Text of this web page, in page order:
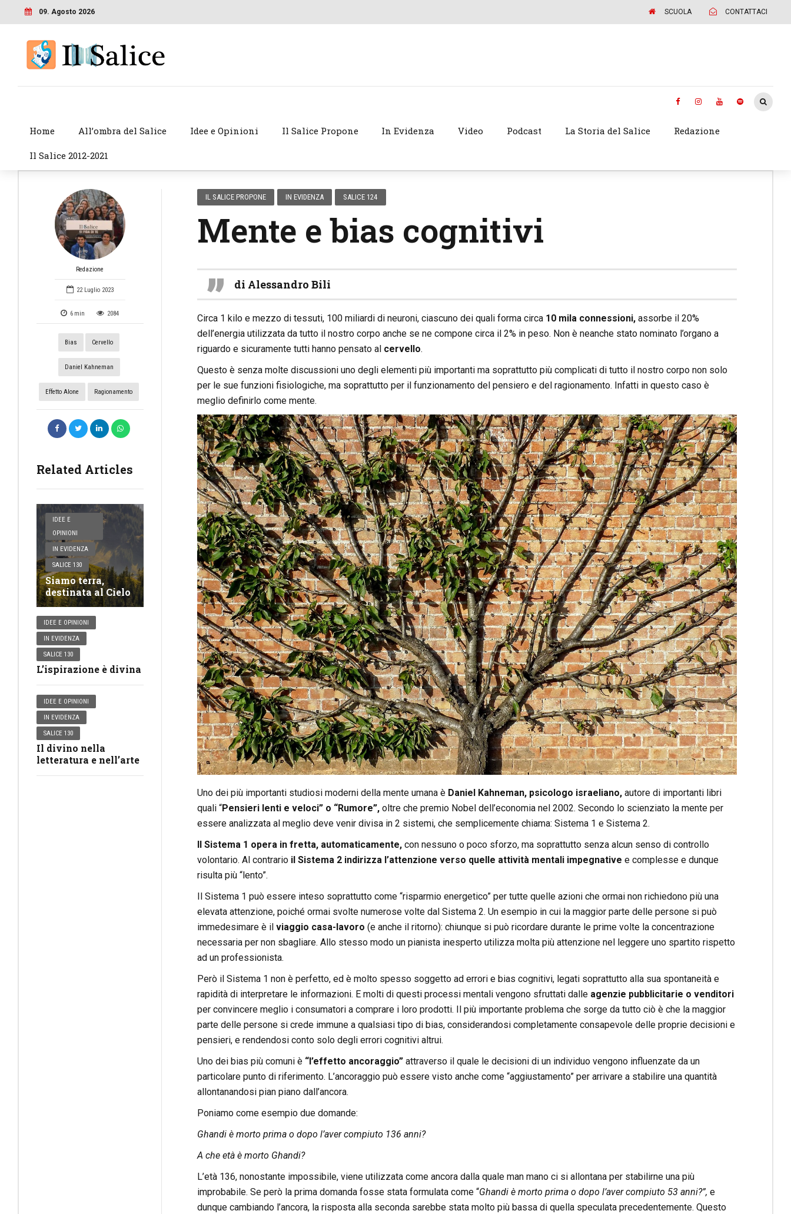
09. Agosto 2026 SCUOLA CONTATTACI
Home All’ombra del Salice Idee e Opinioni Il Salice Propone In Evidenza Video Podcast La Storia del Salice Redazione
Il Salice 2012-2021
Redazione
22 Luglio 2023
6 min 2084
Bias Cervello
Daniel Kahneman
Effetto Alone Ragionamento
Related Articles
IDEE E
OPINIONI
IN EVIDENZA
SALICE 130
Siamo terra,
destinata al Cielo
IDEE E OPINIONI
IN EVIDENZA
SALICE 130
L’ispirazione è divina
IDEE E OPINIONI
IN EVIDENZA
SALICE 130
Il divino nella
letteratura e nell’arte
IL SALICE PROPONE IN EVIDENZA SALICE 124
Mente e bias cognitivi
di Alessandro Bili
Circa 1 kilo e mezzo di tessuti, 100 miliardi di neuroni, ciascuno dei quali forma circa 10 mila connessioni,assorbe il 20%
dell’energia utilizzata da tutto il nostro corpo anche se ne compone circa il 2% in peso. Non è neanche stato nominato l’organo a
riguardo e sicuramente tutti hanno pensato al cervello.
Questo è senza molte discussioni uno degli elementi più importanti ma soprattutto più complicati di tutto il nostro corpo non solo
per le sue funzioni fisiologiche, ma soprattutto per il funzionamento del pensiero e del ragionamento. Infatti in questo caso è
meglio definirlo come mente.
Uno dei più importanti studiosi moderni della mente umana è Daniel Kahneman, psicologo israeliano,autore di importanti libri
quali “Pensieri lenti e veloci” o “Rumore”,oltre che premio Nobel dell’economia nel 2002. Secondo lo scienziato la mente per
essere analizzata al meglio deve venir divisa in 2 sistemi, che semplicemente chiama: Sistema 1 e Sistema 2.
Il Sistema 1 opera in fretta, automaticamente,con nessuno o poco sforzo, ma soprattutto senza alcun senso di controllo
volontario. Al contrarioil Sistema 2 indirizza l’attenzione verso quelle attività mentali impegnative e complesse e dunque
risulta più “lento”.
Il Sistema 1 può essere inteso soprattutto come “risparmio energetico” per tutte quelle azioni che ormai non richiedono più una
elevata attenzione, poiché ormai svolte numerose volte dal Sistema 2. Un esempio in cui la maggior parte delle persone si può
immedesimare è il viaggio casa-lavoro (e anche il ritorno): chiunque si può ricordare durante le prime volte la concentrazione
necessaria per non sbagliare. Allo stesso modo un pianista inesperto utilizza molta più attenzione nel leggere uno spartito rispetto
ad un professionista.
Però il Sistema 1 non è perfetto, ed è molto spesso soggetto ad errori e bias cognitivi, legati soprattutto alla sua spontaneità e
rapidità di interpretare le informazioni. E molti di questi processi mentali vengono sfruttati dalle agenzie pubblicitarie o venditori
per convincere meglio i consumatori a comprare i loro prodotti. Il più importante problema che sorge da tutto ciò è che la maggior
parte delle persone si crede immune a qualsiasi tipo di bias, considerandosi completamente consapevole delle proprie decisioni e
pensieri, e rendendosi conto solo degli errori cognitivi altrui.
Uno dei bias più comuni è “l’effetto ancoraggio”attraverso il quale le decisioni di un individuo vengono influenzate da un
particolare punto di riferimento. L’ancoraggio può essere visto anche come “aggiustamento” per arrivare a stabilire una quantità
allontanandosi pian piano dall’ancora.
Poniamo come esempio due domande:
Ghandi è morto prima o dopo l’aver compiuto 136 anni?
A che età è morto Ghandi?
L’età 136, nonostante impossibile, viene utilizzata come ancora dalla quale man mano ci si allontana per stabilirne una più
improbabile. Se però la prima domanda fosse stata formulata come “Ghandi è morto prima o dopo l’aver compiuto 53 anni?”, e
dunque cambiando l’ancora, la risposta alla seconda sarebbe stata molto più bassa di quella speculata precedentemente. Questo